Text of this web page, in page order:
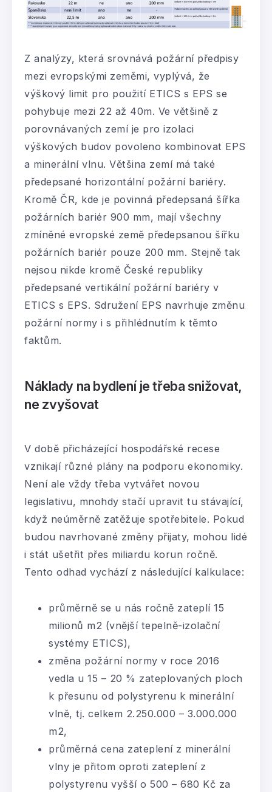
Z analýzy, která srovnává požární předpisy
mezi evropskými zeměmi, vyplývá, že
výškový limit pro použití ETICS s EPS se
pohybuje mezi 22 až 40m. Ve většině z
porovnávaných zemí je pro izolaci
výškových budov povoleno kombinovat EPS
a minerální vlnu. Většina zemí má také
předepsané horizontální požární bariéry.
Kromě ČR, kde je povinná předepsaná šířka
požárních bariér 900 mm, mají všechny
zmíněné evropské země předepsanou šířku
požárních bariér pouze 200 mm. Stejně tak
nejsou nikde kromě České republiky
předepsané vertikální požární bariéry v
ETICS s EPS. Sdružení EPS navrhuje změnu
požární normy i s přihlédnutím k těmto
faktům.
Náklady na bydlení je třeba snižovat,
ne zvyšovat
V době přicházející hospodářské recese
vznikají různé plány na podporu ekonomiky.
Není ale vždy třeba vytvářet novou
legislativu, mnohdy stačí upravit tu stávající,
když neúměrně zatěžuje spotřebitele. Pokud
budou navrhované změny přijaty, mohou lidé
i stát ušetřit přes miliardu korun ročně.
Tento odhad vychází z následující kalkulace:
průměrně se u nás ročně zateplí 15
milionů m2 (vnější tepelně-izolační
systémy ETICS),
změna požární normy v roce 2016
vedla u 15 – 20 % zateplovaných ploch
k přesunu od polystyrenu k minerální
vlně, tj. celkem 2.250.000 – 3.000.000
m2,
průměrná cena zateplení z minerální
vlny je přitom oproti zateplení z
polystyrenu vyšší o 500 – 680 Kč za